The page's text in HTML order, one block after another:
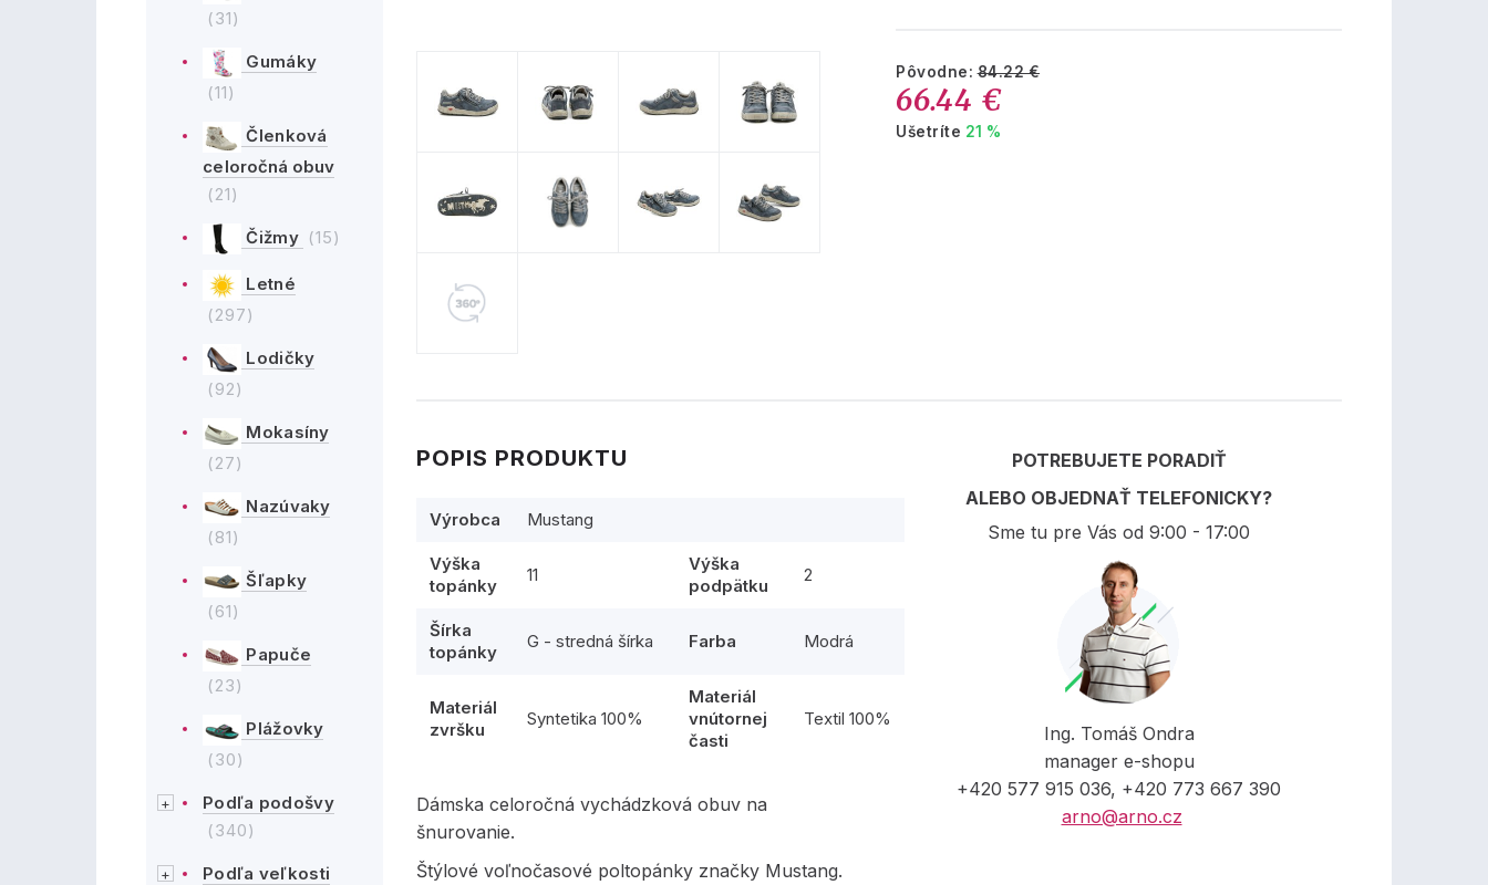
(31)
Gumáky
(11)
Členková
celoročná obuv
(21)
Čižmy (15)
Letné
(297)
Lodičky
(92)
Mokasíny
(27)
Nazúvaky
(81)
Šľapky
(61)
Papuče
(23)
Plážovky
(30)
Podľa podošvy
(340)
Podľa veľkosti
Pôvodne:84.22 €
66.44 €
Ušetríte 21 %
POPIS PRODUKTU
Výrobca Mustang
Výška
topánky
11
Výška
podpätku
2
Šírka
topánky
G - stredná šírka Farba Modrá
Materiál
zvršku
Syntetika 100%
Materiál
vnútornej
časti
Textil 100%
Dámska celoročná vychádzková obuv na
šnurovanie.
Štýlové voľnočasové poltopánky značky Mustang.
POTREBUJETE PORADIŤ
ALEBO OBJEDNAŤ TELEFONICKY?
Sme tu pre Vás od 9:00 - 17:00
Ing. Tomáš Ondra
manager e-shopu
+420 577 915 036, +420 773 667 390
arno@arno.cz